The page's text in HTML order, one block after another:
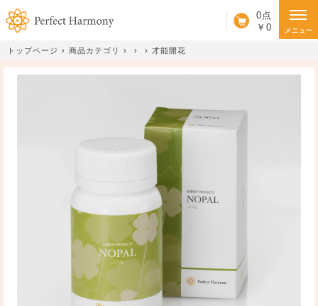
0点
￥0
カート
メニュー
トップページ 商品カテゴリ 才能開花